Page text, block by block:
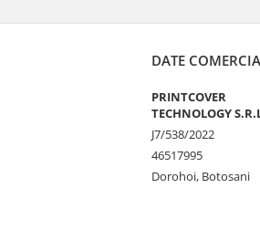
a
DATE
PRINTCOVER
TECHNOLOGY
J7/538/2022
46517995
Dorohoi, Botosani